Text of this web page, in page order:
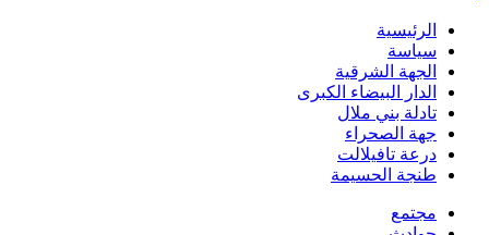
الرئيسية
سياسة
الجهة الشرقية
الدار البيضاء الكبرى
تادلة بني ملال
جهة الصحراء
درعة تافيلالت
طنجة الحسيمة
مجتمع